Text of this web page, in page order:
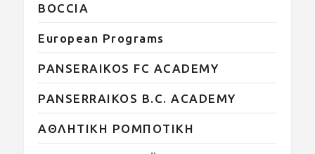
BOCCIA
European Programs
PANSERAIKOS FC ACADEMY
PANSERRAIKOS B.C. ACADEMY
ΑΘΛΗΤΙΚΗ ΡΟΜΠΟΤΙΚΗ